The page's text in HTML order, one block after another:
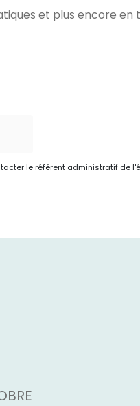
et plus encore
le référent administratif de